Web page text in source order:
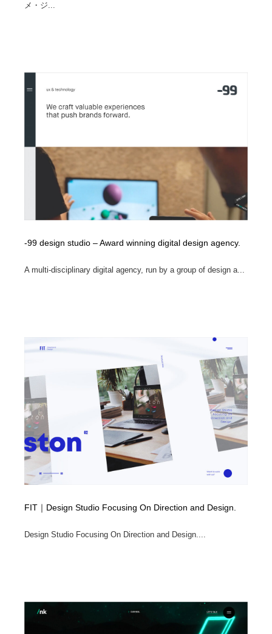
メ・ジ...
-99 design studio – Award winning digital design agency.
A multi-disciplinary digital agency, run by a group of design a...
FIT｜Design Studio Focusing On Direction and Design.
Design Studio Focusing On Direction and Design....